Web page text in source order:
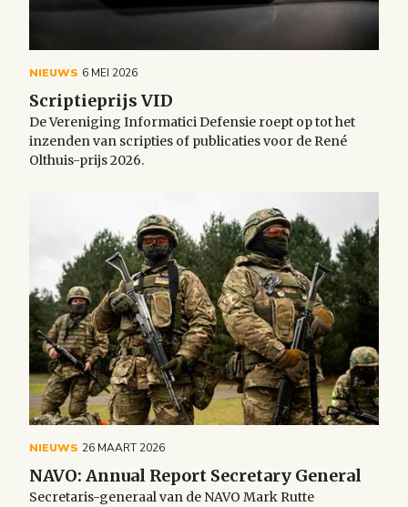
NIEUWS 6 MEI 2026
Scriptieprijs VID
De Vereniging Informatici Defensie roept op tot het
inzenden van scripties of publicaties voor de René
Olthuis-prijs 2026.
NIEUWS 26 MAART 2026
NAVO: Annual Report Secretary General
Secretaris-generaal van de NAVO Mark Rutte